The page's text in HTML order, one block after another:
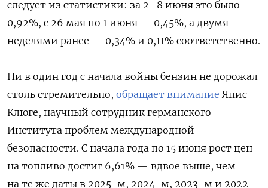
следует из статистики: за 2–8 июня это было
0,92%, с 26 мая по 1 июня — 0,45%, а двумя
неделями ранее — 0,34% и 0,11% соответственно.
Ни в один год с начала войны бензин не дорожал
столь стремительно, обращает внимание Янис
Клюге, научный сотрудник германского
Института проблем международной
безопасности. С начала года по 15 июня рост цен
на топливо достиг 6,61% — вдвое выше, чем
на те же даты в 2025-м, 2024-м, 2023-м и 2022-